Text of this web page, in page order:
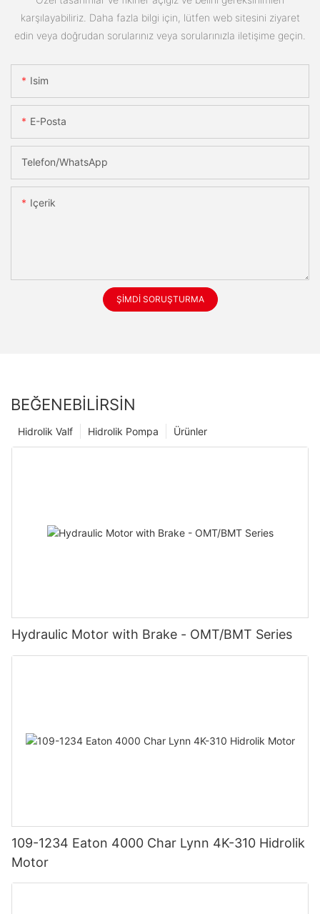
karşılayabiliriz. Daha fazla bilgi için, lütfen web sitesini ziyaret
edin veya doğrudan sorularınız veya sorularınızla iletişime geçin.
Isim
E-Posta
Telefon/WhatsApp
Içerik
ŞIMDI SORUŞTURMA
BEĞENEBILIRSIN
Ürünler
Hidrolik Pompa
Hidrolik Valf
Hydraulic Motor with Brake - OMT/BMT Series
109-1234 Eaton 4000 Char Lynn 4K-310 Hidrolik
Motor